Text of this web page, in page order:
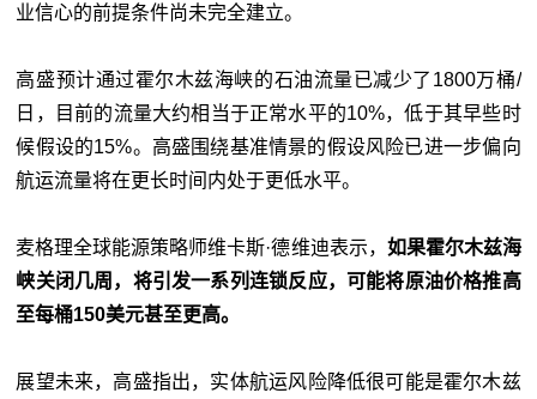
业信心的前提条件尚未完全建立。
高盛预计通过霍尔木兹海峡的石油流量已减少了1800万桶/
日，目前的流量大约相当于正常水平的10%，低于其早些时
候假设的15%。高盛围绕基准情景的假设风险已进一步偏向
航运流量将在更长时间内处于更低水平。
麦格理全球能源策略师维卡斯·德维迪表示， 如果霍尔木兹海
峡关闭几周，将引发一系列连锁反应，可能将原油价格推高
至每桶150美元甚至更高。
展望未来，高盛指出，实体航运风险降低很可能是霍尔木兹